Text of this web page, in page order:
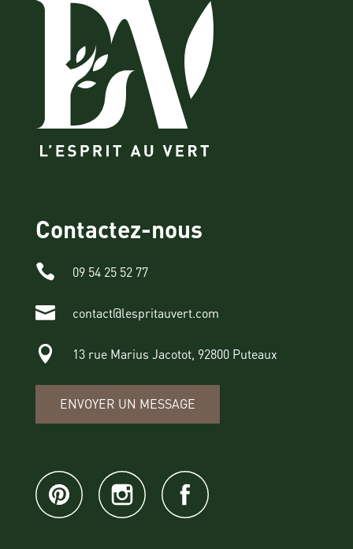
Contactez-nous
 09 54 25 52 77
 contact@lespritauvert.com
 13 rue Marius Jacotot, 92800 Puteaux
ENVOYER UN MESSAGE